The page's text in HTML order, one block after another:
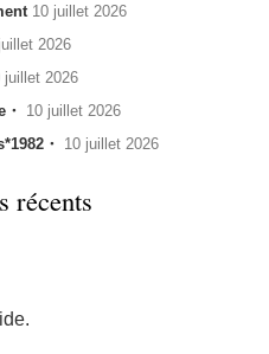
10 juillet 2026
2026
juillet 2026
10 juillet 2026
・ 10 juillet 2026
récents